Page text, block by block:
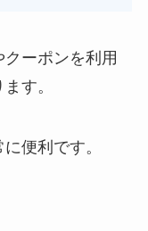
ーポンを利用
す。
便利です。